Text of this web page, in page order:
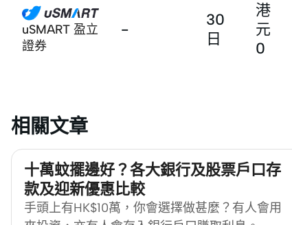
uSMART 盈立
證券
-
30
日
港
元
0
相關文章
十萬蚊擺邊好？各大銀行及股票戶口存
款及迎新優惠比較
手頭上有HK$10萬，你會選擇做甚麼？有人會用